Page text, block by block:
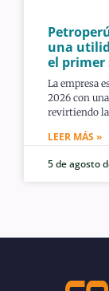
una
el primer
La empresa
2026 con
revirtiendo
LEER MÁS »
5 de agosto